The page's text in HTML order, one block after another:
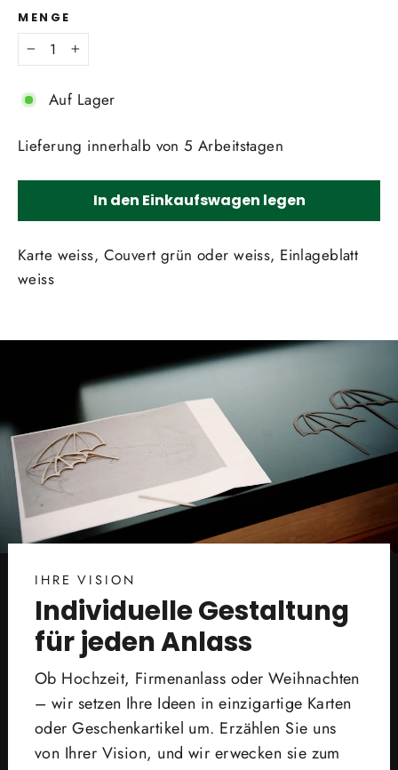
MENGE
−
+
Auf Lager
Lieferung innerhalb von 5 Arbeitstagen
In den Einkaufswagen legen
Karte weiss, Couvert grün oder weiss, Einlageblatt
weiss
IHRE VISION
Individuelle Gestaltung
für jeden Anlass
Ob Hochzeit, Firmenanlass oder Weihnachten
– wir setzen Ihre Ideen in einzigartige Karten
oder Geschenkartikel um. Erzählen Sie uns
von Ihrer Vision, und wir erwecken sie zum